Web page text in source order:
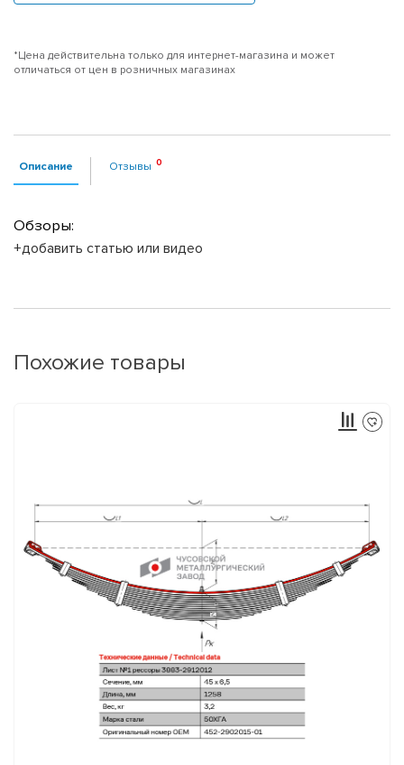
*Цена действительна только для интернет-магазина и может
отличаться от цен в розничных магазинах
Описание Отзывы
Обзоры:
+добавить статью или видео
Похожие товары